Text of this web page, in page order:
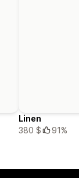
Linen
380 $
91%